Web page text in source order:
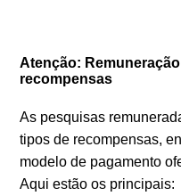
Atenção:
recompensas
As pesquisas
tipos de recompensas,
modelo de pagamento
Aqui estão os principais: